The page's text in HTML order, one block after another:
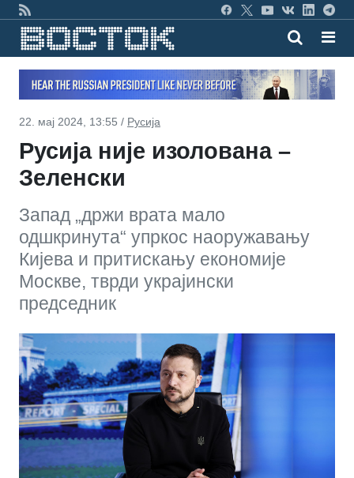
22. мај 2024, 13:55 / Русија
Русија није изолована –
Зеленски
Запад „држи врата мало
одшкринута“ упркос наоружавању
Кијева и притискању економије
Москве, тврди украјински
председник